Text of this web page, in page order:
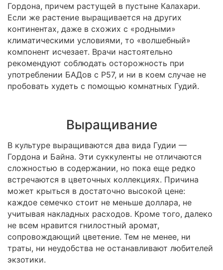
Гордона, причем растущей в пустыне Калахари.
Если же растение выращивается на других
континентах, даже в схожих с «родными»
климатическими условиями, то «волшебный»
компонент исчезает. Врачи настоятельно
рекомендуют соблюдать осторожность при
употреблении БАДов с P57, и ни в коем случае не
пробовать худеть с помощью комнатных Гудий.
Выращивание
В культуре выращиваются два вида Гудии —
Гордона и Байна. Эти суккуленты не отличаются
сложностью в содержании, но пока еще редко
встречаются в цветочных коллекциях. Причина
может крыться в достаточно высокой цене:
каждое семечко стоит не меньше доллара, не
учитывая накладных расходов. Кроме того, далеко
не всем нравится гнилостный аромат,
сопровождающий цветение. Тем не менее, ни
траты, ни неудобства не останавливают любителей
экзотики.